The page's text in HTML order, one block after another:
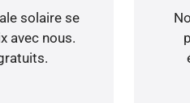
solaire se
avec nous.